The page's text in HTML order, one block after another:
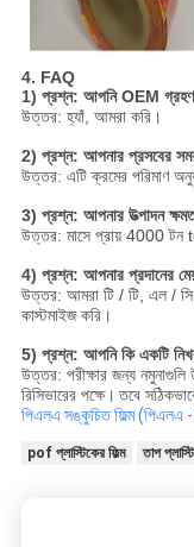
4. FAQ
1) প্রশ্ন: আপনি OEM
উত্তর: হ্যাঁ, আমরা করি।
2) প্রশ্ন: আপনার প্রসবের
উত্তর: এটি ক্রমের পরিমাণ
3) প্রশ্ন: আপনার উত্পাদন
উত্তর: মাসে প্রায় 4000 টন
4) প্রশ্ন: আপনার প্রদানের
উত্তর: আমরা টি / টি, এল / সি,
কাস্টমাইজ করি।
5) প্রশ্ন: আপনি কি একটি
উত্তর: পরীক্ষার জন্য নমুনাগুলি
রিসিভারের পক্ষে। তবে
পিএলএ সঙ্কুচিত ফিল্ম
pof প্লাস্টিকের ফিল্ম তাপ